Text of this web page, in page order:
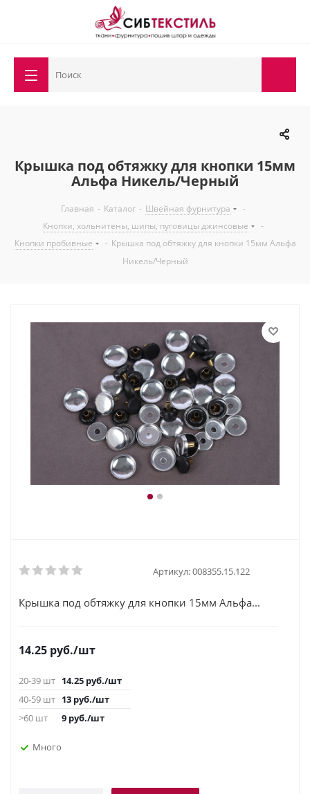
Крышка под обтяжку для кнопки 15мм
Альфа Никель/Черный
Главная - Каталог - Швейная фурнитура
-
Кнопки, хольнитены, шипы, пуговицы джинсовые
-
Кнопки пробивные
- Крышка под обтяжку для кнопки 15мм Альфа
Никель/Черный
Артикул:008355.15.122
Крышка под обтяжку для кнопки 15мм Альфа...
14.25 руб./шт
20-39 шт 14.25 руб./шт
40-59 шт 13 руб./шт
>60 шт
9 руб./шт
Много